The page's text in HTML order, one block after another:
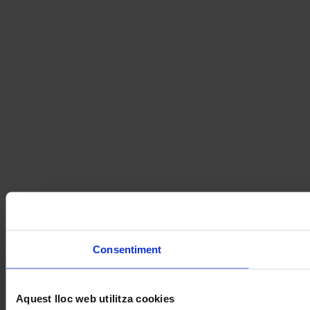
Consentiment
Aquest lloc web utilitza cookies